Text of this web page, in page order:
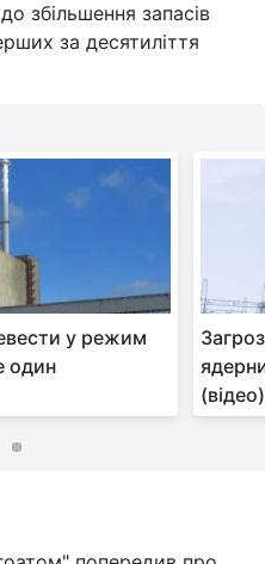
збільшення запасів
за десятиліття
у режим
один
(відео)